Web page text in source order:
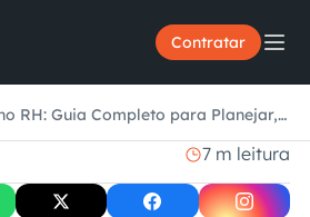
Contratar
RH: Guia Completo para Planejar,
Impacto Real
7 m leitura